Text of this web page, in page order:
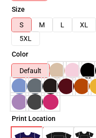
Size
S
M L XL
5XL
Color
Default
Print Location